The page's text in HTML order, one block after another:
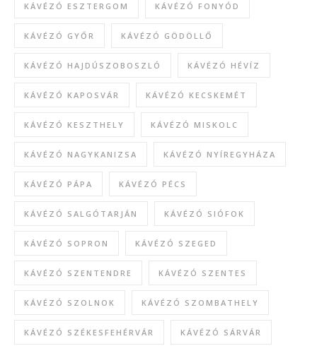
KÁVÉZÓ ESZTERGOM KÁVÉZÓ FONYÓD
KÁVÉZÓ GYŐR KÁVÉZÓ GÖDÖLLŐ
KÁVÉZÓ HAJDÚSZOBOSZLÓ KÁVÉZÓ HÉVÍZ
KÁVÉZÓ KAPOSVÁR KÁVÉZÓ KECSKEMÉT
KÁVÉZÓ KESZTHELY KÁVÉZÓ MISKOLC
KÁVÉZÓ NAGYKANIZSA KÁVÉZÓ NYÍREGYHÁZA
KÁVÉZÓ PÁPA KÁVÉZÓ PÉCS
KÁVÉZÓ SALGÓTARJÁN KÁVÉZÓ SIÓFOK
KÁVÉZÓ SOPRON KÁVÉZÓ SZEGED
KÁVÉZÓ SZENTENDRE KÁVÉZÓ SZENTES
KÁVÉZÓ SZOLNOK KÁVÉZÓ SZOMBATHELY
KÁVÉZÓ SZÉKESFEHÉRVÁR KÁVÉZÓ SÁRVÁR